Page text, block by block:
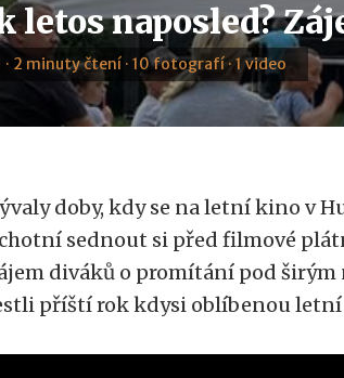
letos naposled?
· 2 minuty čtení · 10 fotografí · 1 video
doby, kdy se na letní kino v
sednout si před filmové
diváků o promítání pod širým
příští rok kdysi oblíbenou letní